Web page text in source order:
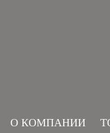
О КОМПАНИИ